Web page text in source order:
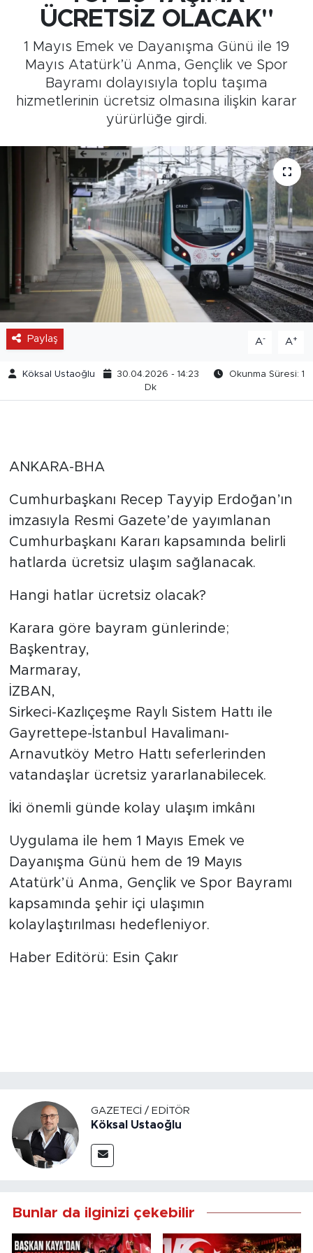
ÜCRETSİZ OLACAK"
1 Mayıs Emek ve Dayanışma Günü ile 19
Mayıs Atatürk’ü Anma, Gençlik ve Spor
Bayramı dolayısıyla toplu taşıma
hizmetlerinin ücretsiz olmasına ilişkin karar
yürürlüğe girdi.
Paylaş A- A+
Köksal Ustaoğlu 30.04.2026 - 14:23
Okunma Süresi: 1
Dk
ANKARA-BHA
Cumhurbaşkanı Recep Tayyip Erdoğan’ın
imzasıyla Resmi Gazete’de yayımlanan
Cumhurbaşkanı Kararı kapsamında belirli
hatlarda ücretsiz ulaşım sağlanacak.
Hangi hatlar ücretsiz olacak?
Karara göre bayram günlerinde;
Başkentray,
Marmaray,
İZBAN,
Sirkeci-Kazlıçeşme Raylı Sistem Hattı ile
Gayrettepe-İstanbul Havalimanı-
Arnavutköy Metro Hattı seferlerinden
vatandaşlar ücretsiz yararlanabilecek.
İki önemli günde kolay ulaşım imkânı
Uygulama ile hem 1 Mayıs Emek ve
Dayanışma Günü hem de 19 Mayıs
Atatürk’ü Anma, Gençlik ve Spor Bayramı
kapsamında şehir içi ulaşımın
kolaylaştırılması hedefleniyor.
Haber Editörü: Esin Çakır
GAZETECI / EDITÖR
Köksal Ustaoğlu
Bunlar da ilginizi çekebilir
Medya
Sağlık
Siyaset
GURBETTEN SILAYA
Foto Galeri
Köşe Yazarları
Manşet
Ulusal Son Dakika Haberleri